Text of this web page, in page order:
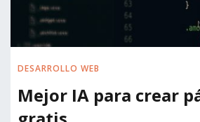
DESARROLLO WEB
Mejor IA para crear